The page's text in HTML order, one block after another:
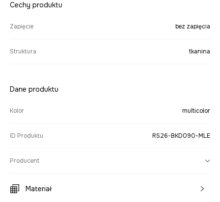
Cechy produktu
Zapięcie bez zapięcia
Struktura tkanina
Dane produktu
Kolor multicolor
ID Produktu RS26-BKD090-MLE
Producent
Materiał